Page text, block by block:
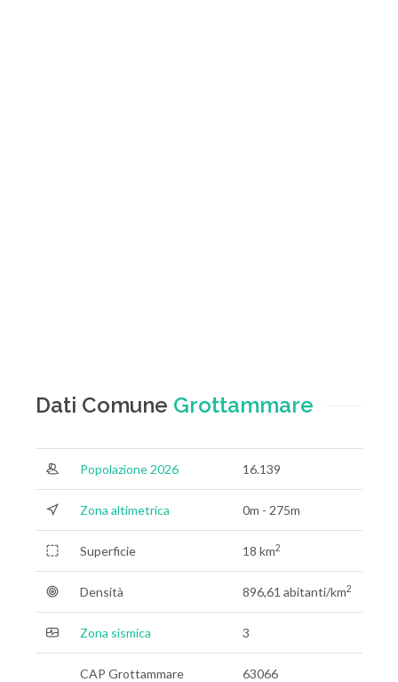
Dati Comune Grottammare
Popolazione 2026 16.139
Zona altimetrica 0m - 275m
Superficie 18 km2
Densità 896,61 abitanti/km2
Zona sismica 3
CAP Grottammare 63066